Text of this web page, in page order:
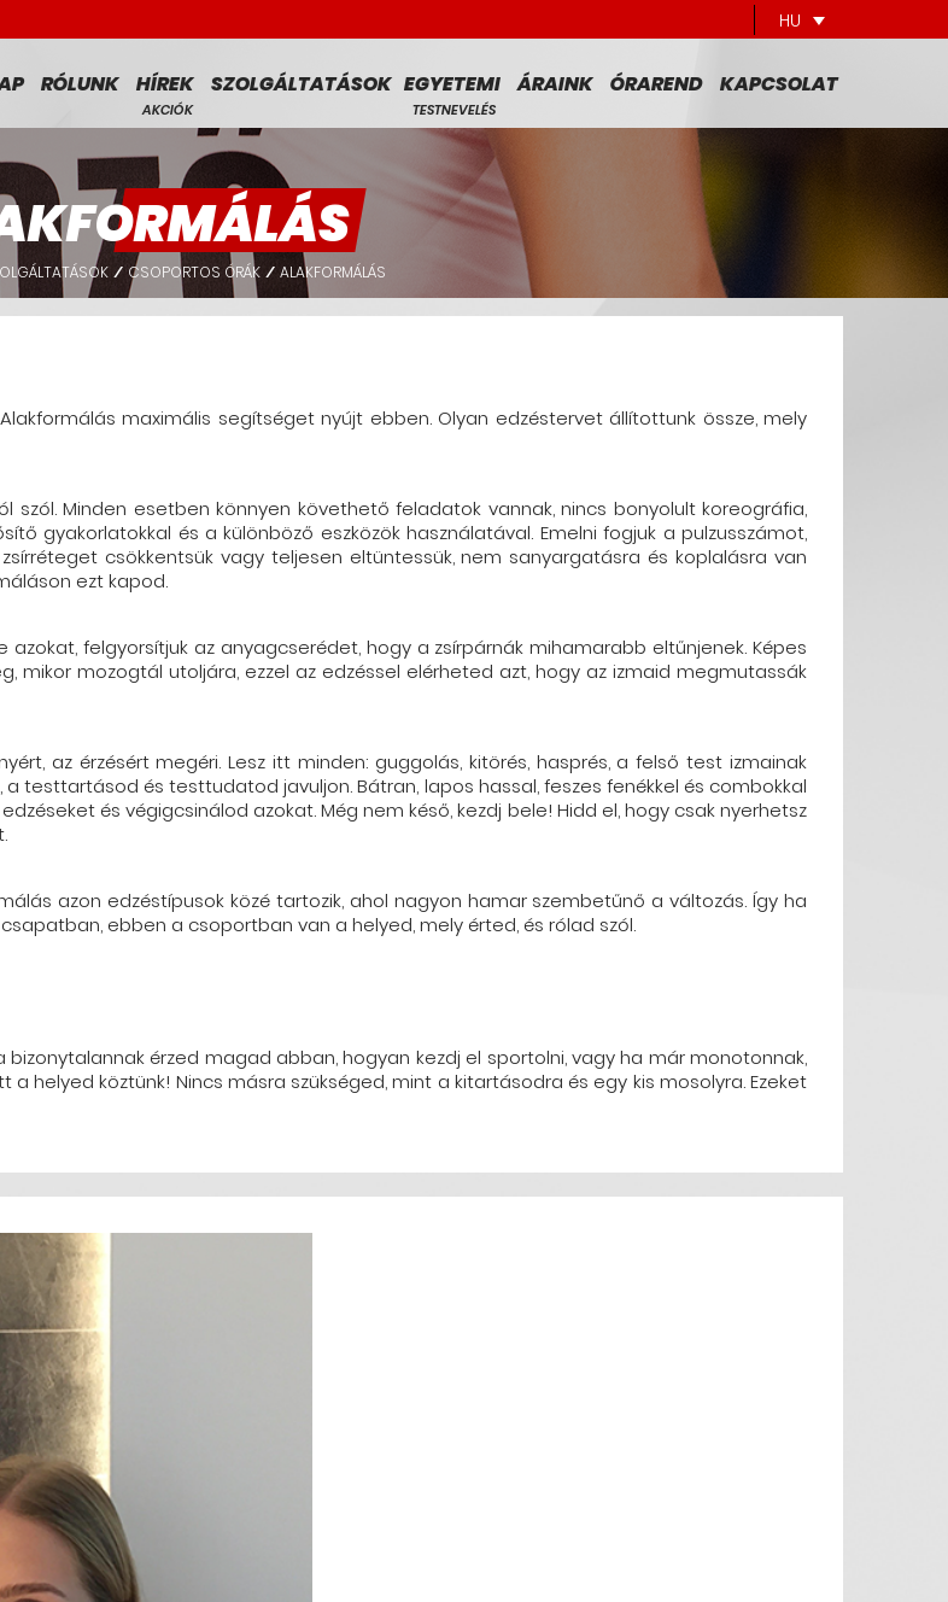
HU
RÓLUNK HÍREK
AKCIÓK
SZOLGÁLTATÁSOK EGYETEMI
TESTNEVELÉS
ÁRAINK ÓRAREND KAPCSOLAT
/ CSOPORTOS ÓRÁK / ALAKFORMÁLÁS
maximális segítséget nyújt ebben. Olyan edzéstervet állítottunk össze, mely
Minden esetben könnyen követhető feladatok vannak, nincs bonyolult koreográfia,
gyakorlatokkal és a különböző eszközök használatával. Emelni fogjuk a pulzusszámot,
csökkentsük vagy teljesen eltüntessük, nem sanyargatásra és koplalásra van
ezt kapod.
felgyorsítjuk az anyagcserédet, hogy a zsírpárnák mihamarabb eltűnjenek. Képes
mikor mozogtál utoljára, ezzel az edzéssel elérheted azt, hogy az izmaid megmutassák
az érzésért megéri. Lesz itt minden: guggolás, kitörés, hasprés, a felső test izmainak
testtartásod és testtudatod javuljon. Bátran, lapos hassal, feszes fenékkel és combokkal
és végigcsinálod azokat. Még nem késő, kezdj bele! Hidd el, hogy csak nyerhetsz
azon edzéstípusok közé tartozik, ahol nagyon hamar szembetűnő a változás. Így ha
ebben a csoportban van a helyed, mely érted, és rólad szól.
érzed magad abban, hogyan kezdj el sportolni, vagy ha már monotonnak,
helyed köztünk! Nincs másra szükséged, mint a kitartásodra és egy kis mosolyra. Ezeket